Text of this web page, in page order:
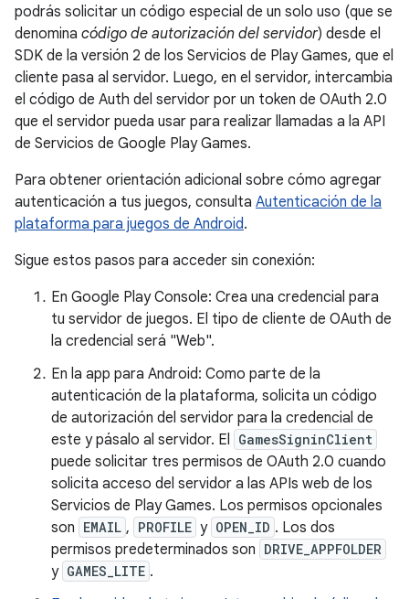
podrás solicitar un código especial de un solo uso (que se
denomina código de autorización del servidor) desde el
SDK de la versión 2 de los Servicios de Play Games, que el
cliente pasa al servidor. Luego, en el servidor, intercambia
el código de Auth del servidor por un token de OAuth 2.0
que el servidor pueda usar para realizar llamadas a la API
de Servicios de Google Play Games.
Para obtener orientación adicional sobre cómo agregar
autenticación a tus juegos, consulta Autenticación de la
plataforma para juegos de Android.
Sigue estos pasos para acceder sin conexión:
En Google Play Console: Crea una credencial para
tu servidor de juegos. El tipo de cliente de OAuth de
la credencial será "Web".
En la app para Android: Como parte de la
autenticación de la plataforma, solicita un código
de autorización del servidor para la credencial de
este y pásalo al servidor. El GamesSigninClient
puede solicitar tres permisos de OAuth 2.0 cuando
solicita acceso del servidor a las APIs web de los
Servicios de Play Games. Los permisos opcionales
son EMAIL , PROFILE y OPEN_ID . Los dos
permisos predeterminados son DRIVE_APPFOLDER
y GAMES_LITE .